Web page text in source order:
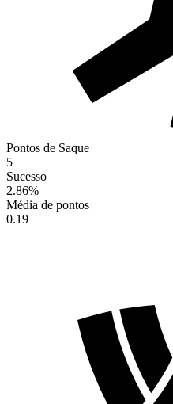
Pontos de Saque
5
Sucesso
2.86%
Média de pontos
0.19